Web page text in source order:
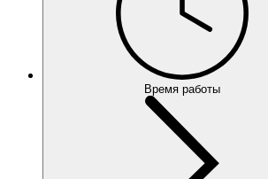
Время работы